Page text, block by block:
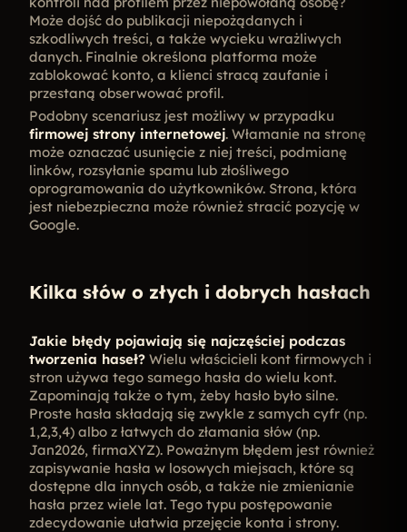
Może dojść do publikacji niepożądanych i
szkodliwych treści, a także wycieku wrażliwych
danych. Finalnie określona platforma może
zablokować konto, a klienci stracą zaufanie i
przestaną obserwować profil.
Podobny scenariusz jest możliwy w przypadku
firmowej strony internetowej. Włamanie na stronę
może oznaczać usunięcie z niej treści, podmianę
linków, rozsyłanie spamu lub złośliwego
oprogramowania do użytkowników. Strona, która
jest niebezpieczna może również stracić pozycję w
Google.
Kilka słów o złych i dobrych hasłach
Jakie błędy pojawiają się najczęściej podczas
tworzenia haseł? Wielu właścicieli kont firmowych i
stron używa tego samego hasła do wielu kont.
Zapominają także o tym, żeby hasło było silne.
Proste hasła składają się zwykle z samych cyfr (np.
1,2,3,4) albo z łatwych do złamania słów (np.
Jan2026, firmaXYZ). Poważnym błędem jest również
zapisywanie hasła w losowych miejsach, które są
dostępne dla innych osób, a także nie zmienianie
hasła przez wiele lat. Tego typu postępowanie
zdecydowanie ułatwia przejęcie konta i strony.